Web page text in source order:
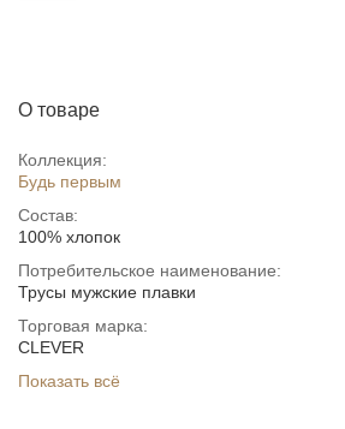
О товаре
Коллекция:
Будь первым
Состав:
100% хлопок
Потребительское наименование:
Трусы мужские плавки
Торговая марка:
CLEVER
Показать всё